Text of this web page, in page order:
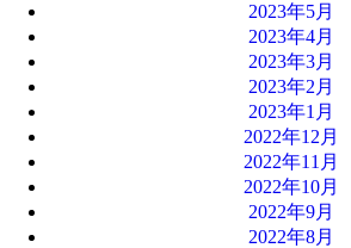
2023年5月
2023年4月
2023年3月
2023年2月
2023年1月
2022年12月
2022年11月
2022年10月
2022年9月
2022年8月